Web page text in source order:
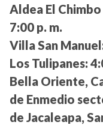
Aldea El
7:00 p. m.
Villa San
Los Tulipanes:
Bella Oriente,
de Enmedio
de Jacaleapa,